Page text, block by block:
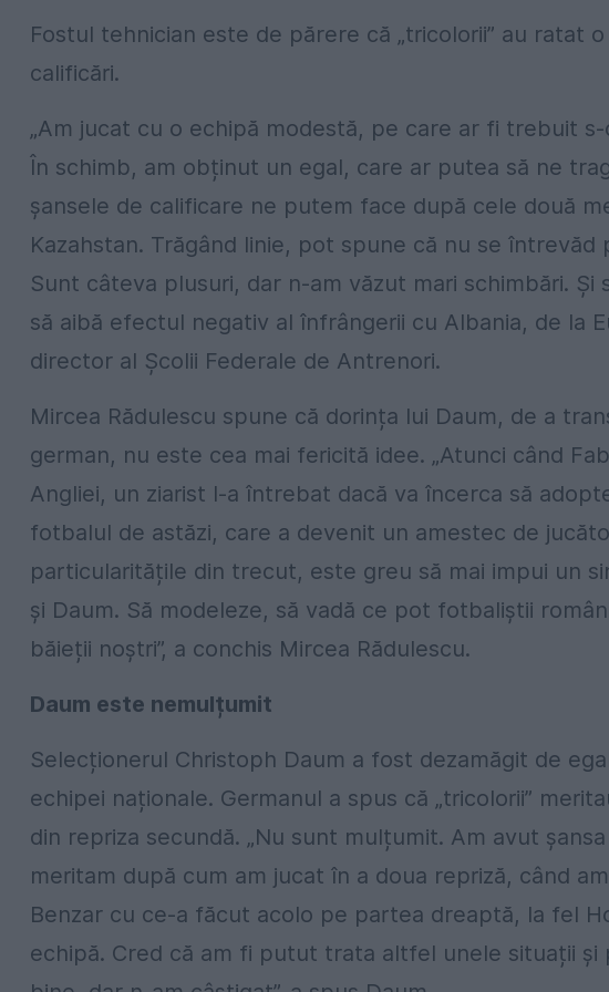
Fostul tehnician este de părere că „tricolorii” au ratat
calificări.
„Am jucat cu o echipă modestă, pe care ar fi trebuit
În schimb, am obținut un egal, care ar putea să ne
șansele de calificare ne putem face după cele două
Kazahstan. Trăgând linie, pot spune că nu se
Sunt câteva plusuri, dar n-am văzut mari schimbări.
să aibă efectul negativ al înfrângerii cu Albania, de la
director al Școlii Federale de Antrenori.
Mircea Rădulescu spune că dorința lui Daum, de a
german, nu este cea mai fericită idee. „Atunci când
Angliei, un ziarist l-a întrebat dacă va încerca să
fotbalul de astăzi, care a devenit un amestec de
particularitățile din trecut, este greu să mai impui un
și Daum. Să modeleze, să vadă ce pot fotbaliștii
băieții noștri”, a conchis Mircea Rădulescu.
Daum este nemulțumit
Selecționerul Christoph Daum a fost dezamăgit de
echipei naționale. Germanul a spus că „tricolorii”
din repriza secundă. „Nu sunt mulțumit. Am avut
meritam după cum am jucat în a doua repriză, când
Benzar cu ce-a făcut acolo pe partea dreaptă, la fel
echipă. Cred că am fi putut trata altfel unele situații